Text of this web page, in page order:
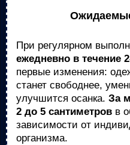
При регулярном
ежедневно в течение
первые изменения:
станет свободнее,
улучшится осанка. За
2 до 5 сантиметров в
зависимости от
организма.